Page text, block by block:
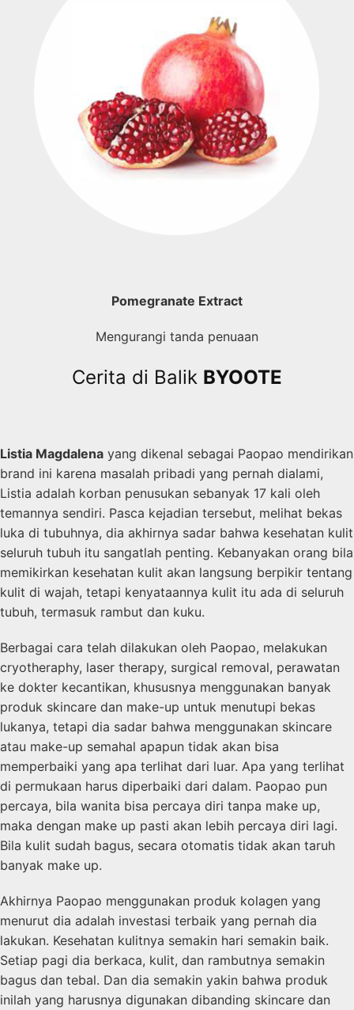
Pomegranate Extract
Mengurangi tanda penuaan
Cerita di Balik BYOOTE
Listia Magdalena yang dikenal sebagai Paopao mendirikan
brand ini karena masalah pribadi yang pernah dialami,
Listia adalah korban penusukan sebanyak 17 kali oleh
temannya sendiri. Pasca kejadian tersebut, melihat bekas
luka di tubuhnya, dia akhirnya sadar bahwa kesehatan kulit
seluruh tubuh itu sangatlah penting. Kebanyakan orang bila
memikirkan kesehatan kulit akan langsung berpikir tentang
kulit di wajah, tetapi kenyataannya kulit itu ada di seluruh
tubuh, termasuk rambut dan kuku.
Berbagai cara telah dilakukan oleh Paopao, melakukan
cryotheraphy, laser therapy, surgical removal, perawatan
ke dokter kecantikan, khususnya menggunakan banyak
produk skincare dan make-up untuk menutupi bekas
lukanya, tetapi dia sadar bahwa menggunakan skincare
atau make-up semahal apapun tidak akan bisa
memperbaiki yang apa terlihat dari luar. Apa yang terlihat
di permukaan harus diperbaiki dari dalam. Paopao pun
percaya, bila wanita bisa percaya diri tanpa make up,
maka dengan make up pasti akan lebih percaya diri lagi.
Bila kulit sudah bagus, secara otomatis tidak akan taruh
banyak make up.
Akhirnya Paopao menggunakan produk kolagen yang
menurut dia adalah investasi terbaik yang pernah dia
lakukan. Kesehatan kulitnya semakin hari semakin baik.
Setiap pagi dia berkaca, kulit, dan rambutnya semakin
bagus dan tebal. Dan dia semakin yakin bahwa produk
inilah yang harusnya digunakan dibanding skincare dan